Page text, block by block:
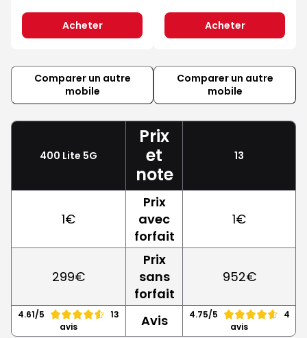
Acheter Acheter
Comparer un autre
mobile
Comparer un autre
mobile
400 Lite 5G
Prix
et
note
13
1€
Prix
avec
forfait
1€
299€
Prix
sans
forfait
952€
4.61/5
13
avis
Avis 4.75/5
4
avis